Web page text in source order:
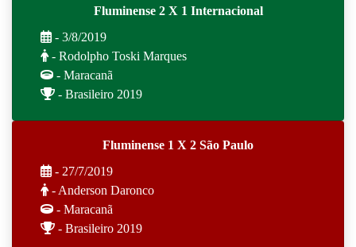
Fluminense 2 X 1 Internacional
- 3/8/2019
- Rodolpho Toski Marques
- Maracanã
- Brasileiro 2019
Fluminense 1 X 2 São Paulo
- 27/7/2019
- Anderson Daronco
- Maracanã
- Brasileiro 2019